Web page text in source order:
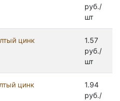
руб./
шт
цинк
1.57
руб./
шт
цинк
1.94
руб./